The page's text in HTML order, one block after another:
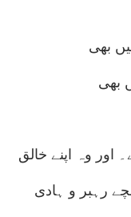
بھی
بھی
وہ اپنے خالق
رہبر و ہادی